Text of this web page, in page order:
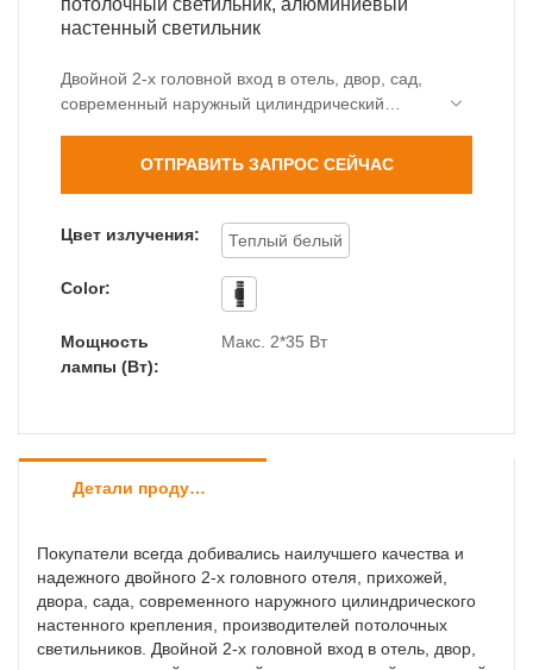
потолочный светильник, алюминиевый
настенный светильник
Двойной 2-х головной вход в отель, двор, сад,
современный наружный цилиндрический
освещением, потолочный светильник,
на протяжении многих лет, полностью
покрывая рыночный спрос и идеально решая
болевые точки отрасли. Более того, это
разработан на основе требований заказчика.
ОТПРАВИТЬ ЗАПРОС СЕЙЧАС
Цвет излучения: Теплый белый
Color:
Мощность
лампы (Вт):
Макс. 2*35 Вт
Детали продуктов
Покупатели всегда добивались наилучшего качества и
надежного двойного 2-х головного отеля, прихожей,
двора, сада, современного наружного цилиндрического
настенного крепления, производителей потолочных
светильников. Двойной 2-х головной вход в отель, двор,